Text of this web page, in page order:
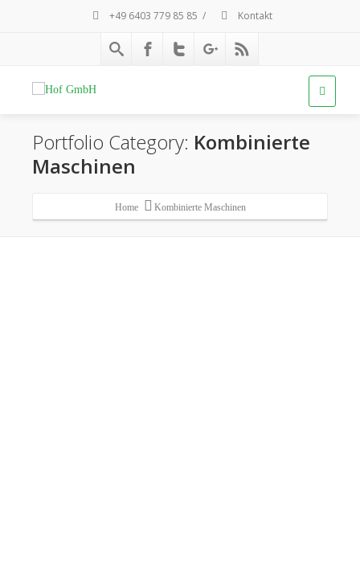
+49 6403 779 85 85 / Kontakt
Portfolio Category: Kombinierte
Maschinen
Home Kombinierte Maschinen